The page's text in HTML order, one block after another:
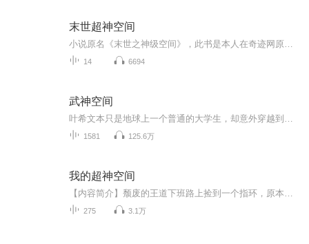
末世超神空间
14 6694
武神空间
1581 125.6万
我的超神空间
275 3.1万